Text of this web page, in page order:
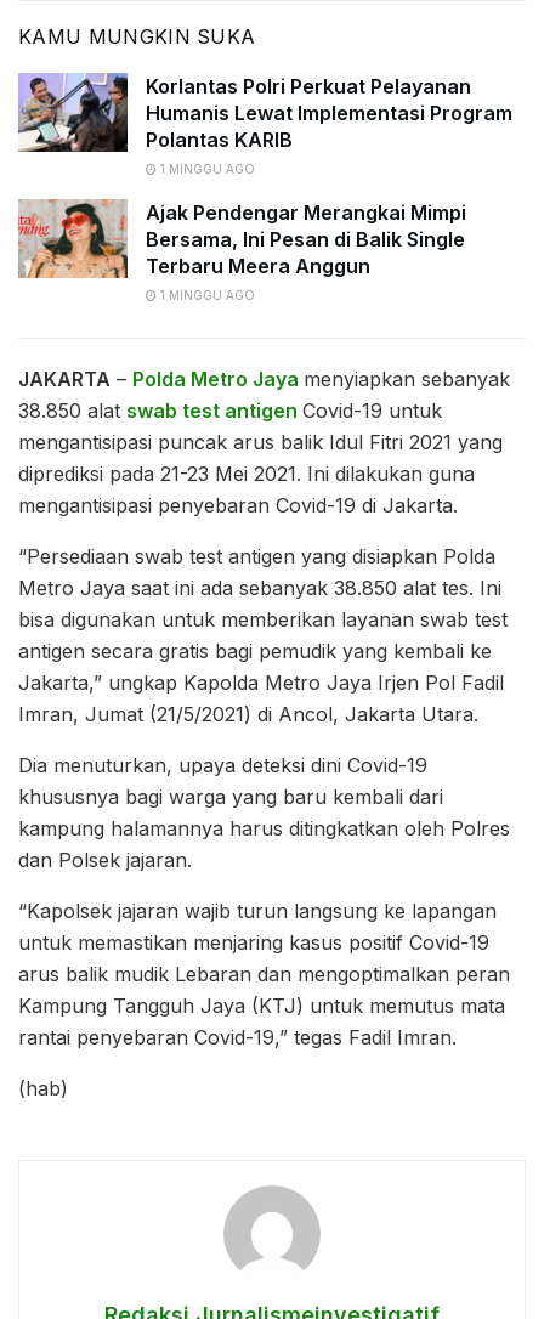
KAMU MUNGKIN SUKA
Korlantas Polri Perkuat Pelayanan
Humanis Lewat Implementasi Program
Polantas KARIB
1 MINGGU AGO
Ajak Pendengar Merangkai Mimpi
Bersama, Ini Pesan di Balik Single
Terbaru Meera Anggun
1 MINGGU AGO
JAKARTA – Polda Metro Jaya menyiapkan sebanyak
38.850 alat swab test antigen Covid-19 untuk
mengantisipasi puncak arus balik Idul Fitri 2021 yang
diprediksi pada 21-23 Mei 2021. Ini dilakukan guna
mengantisipasi penyebaran Covid-19 di Jakarta.
“Persediaan swab test antigen yang disiapkan Polda
Metro Jaya saat ini ada sebanyak 38.850 alat tes. Ini
bisa digunakan untuk memberikan layanan swab test
antigen secara gratis bagi pemudik yang kembali ke
Jakarta,” ungkap Kapolda Metro Jaya Irjen Pol Fadil
Imran, Jumat (21/5/2021) di Ancol, Jakarta Utara.
Dia menuturkan, upaya deteksi dini Covid-19
khususnya bagi warga yang baru kembali dari
kampung halamannya harus ditingkatkan oleh Polres
dan Polsek jajaran.
“Kapolsek jajaran wajib turun langsung ke lapangan
untuk memastikan menjaring kasus positif Covid-19
arus balik mudik Lebaran dan mengoptimalkan peran
Kampung Tangguh Jaya (KTJ) untuk memutus mata
rantai penyebaran Covid-19,” tegas Fadil Imran.
(hab)